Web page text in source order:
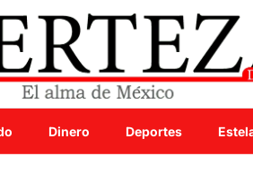
Dinero Deportes